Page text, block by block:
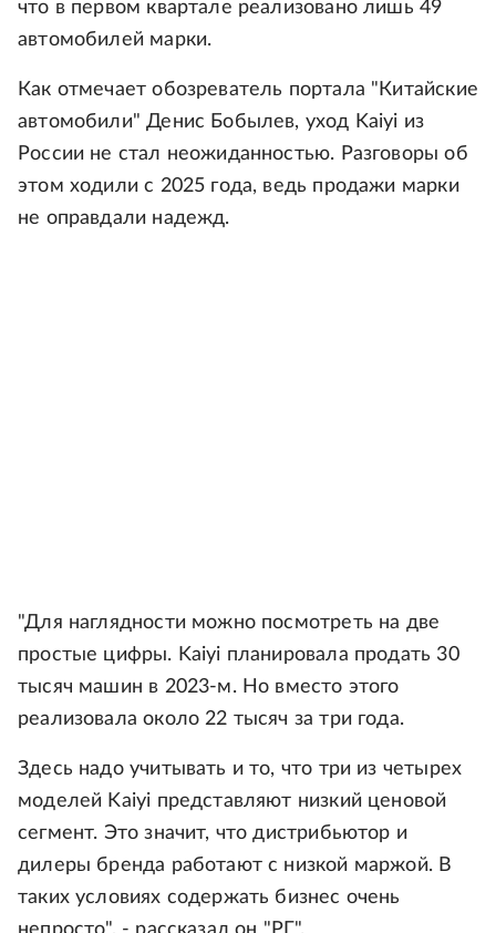
что в первом квартале реализовано лишь 49
автомобилей марки.
Как отмечает обозреватель портала "Китайские
автомобили" Денис Бобылев, уход Kaiyi из
России не стал неожиданностью. Разговоры об
этом ходили с 2025 года, ведь продажи марки
не оправдали надежд.
"Для наглядности можно посмотреть на две
простые цифры. Kaiyi планировала продать 30
тысяч машин в 2023-м. Но вместо этого
реализовала около 22 тысяч за три года.
Здесь надо учитывать и то, что три из четырех
моделей Kaiyi представляют низкий ценовой
сегмент. Это значит, что дистрибьютор и
дилеры бренда работают с низкой маржой. В
таких условиях содержать бизнес очень